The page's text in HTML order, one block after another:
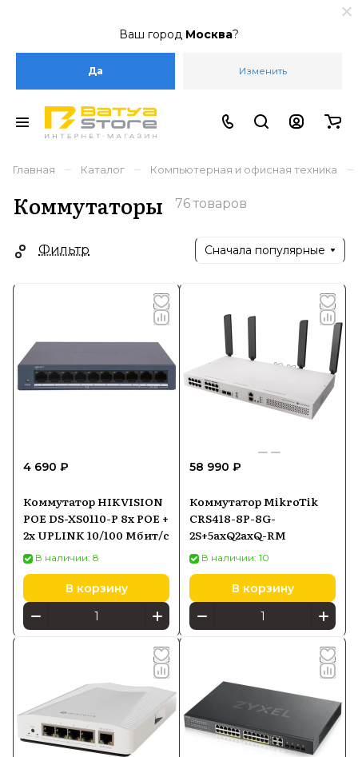
Ваш город Москва?
Да Изменить
Главная – Каталог – Компьютерная и офисная техника –
Коммутаторы 76 товаров
Фильтр Сначала популярные
4 690 ₽
Коммутатор HIKVISION
POE DS-XS0110-P 8x POE +
2x UPLINK 10/100 Мбит/с
В наличии: 8
В корзину
58 990 ₽
Коммутатор MikroTik
CRS418-8P-8G-
2S+5axQ2axQ-RM
В наличии: 10
В корзину